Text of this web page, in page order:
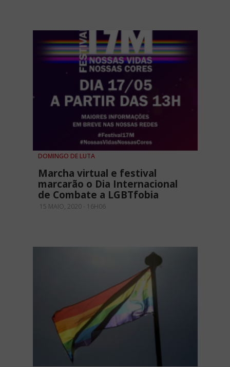
DOMINGO DE LUTA
Marcha virtual e festival
marcarão o Dia Internacional
de Combate a LGBTfobia
15 MAIO, 2020 - 16H06